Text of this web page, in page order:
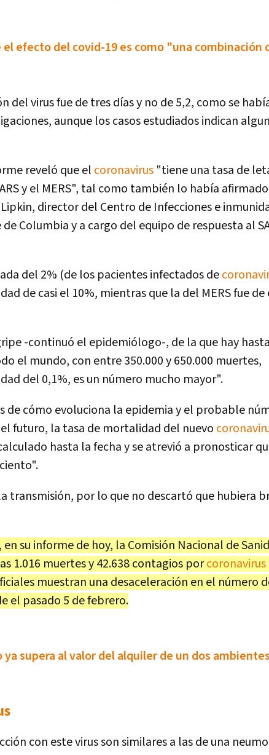
efecto del covid-19 es como "una combinación
del virus fue de tres días y no de 5,2, como se
aunque los casos estudiados indican
reveló que el coronavirus "tiene una tasa de
y el MERS", tal como también lo había
director del Centro de Infecciones e
Columbia y a cargo del equipo de respuesta al
del 2% (de los pacientes infectados de
de casi el 10%, mientras que la del MERS fue de
-continuó el epidemiólogo-, de la que hay
el mundo, con entre 350.000 y 650.000 muertes,
del 0,1%, es un número mucho mayor".
de cómo evoluciona la epidemia y el probable
futuro, la tasa de mortalidad del nuevo
hasta la fecha y se atrevió a pronosticar
transmisión, por lo que no descartó que hubiera
su informe de hoy, la Comisión Nacional de
1.016 muertes y 42.638 contagios porcoronavirus
muestran una desaceleración en el número
el pasado 5 de febrero.
supera al valor del alquiler de un dos
con este virus son similares a las de una